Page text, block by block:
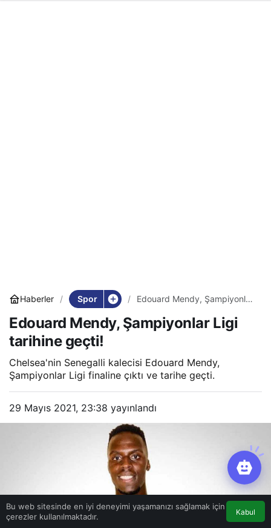
Haberler Spor
Edouard Mendy, Şampiyonlar
Edouard Mendy, Şampiyonlar Ligi
tarihine geçti!
Chelsea'nin Senegalli kalecisi Edouard Mendy,
Şampiyonlar Ligi finaline çıktı ve tarihe geçti.
29 Mayıs 2021, 23:38 yayınlandı
Bu web sitesinde en iyi deneyimi yaşamanızı sağlamak için
çerezler kullanılmaktadır.
Kabul